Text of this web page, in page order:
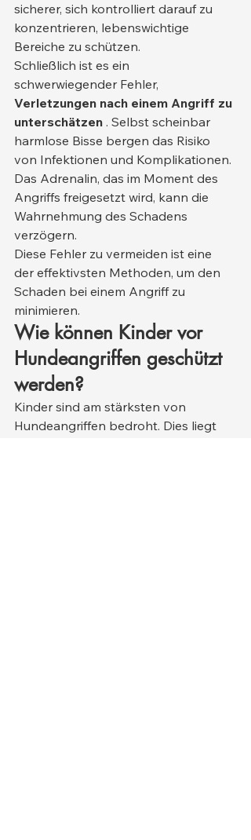
sicherer, sich kontrolliert darauf zu
konzentrieren, lebenswichtige
Bereiche zu schützen.
Schließlich ist es ein
schwerwiegender Fehler,
Verletzungen nach einem Angriff zu
unterschätzen . Selbst scheinbar
harmlose Bisse bergen das Risiko
von Infektionen und Komplikationen.
Das Adrenalin, das im Moment des
Angriffs freigesetzt wird, kann die
Wahrnehmung des Schadens
verzögern.
Diese Fehler zu vermeiden ist eine
der effektivsten Methoden, um den
Schaden bei einem Angriff zu
minimieren.
Wie können Kinder vor
Hundeangriffen geschützt
werden?
Kinder sind am stärksten von
Hundeangriffen bedroht. Dies liegt